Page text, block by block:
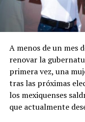
A menos de un mes
renovar la
primera vez, una
tras las próximas
los mexiquenses
que actualmente